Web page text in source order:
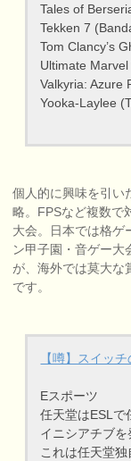
Tales of
Tekken 7
Tom Clancy’s
Ultimate
Valkyria: Azure
Yooka-Laylee
個人的に興味を引い
略。FPSなど複数で
大会。日本では格ゲ
ン甲子園・音ゲー大
が、海外では莫大な
です。
【噂】スイッ
Eスポーツ
任天堂はESLで
イニシアチブを
これは任天堂